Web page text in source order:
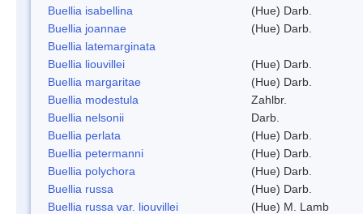
Buellia isabellina
(Hue) Darb.
Buellia joannae
(Hue) Darb.
Buellia latemarginata
Buellia liouvillei
(Hue) Darb.
Buellia margaritae
(Hue) Darb.
Buellia modestula
Zahlbr.
Buellia nelsonii
Darb.
Buellia perlata
(Hue) Darb.
Buellia petermanni
(Hue) Darb.
Buellia polychora
(Hue) Darb.
Buellia russa
(Hue) Darb.
Buellia russa var. liouvillei
(Hue) M. Lamb